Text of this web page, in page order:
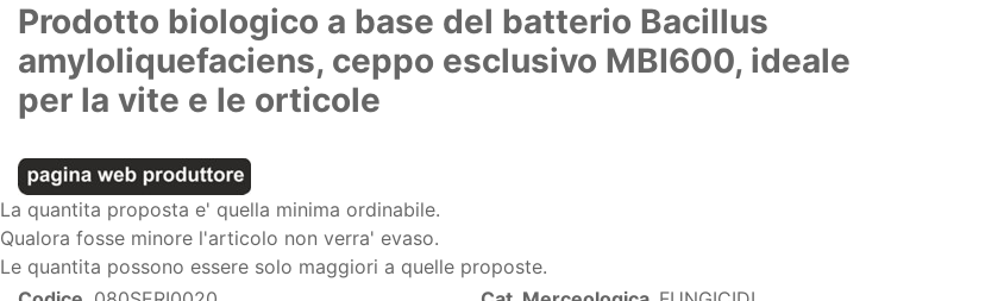
Prodotto biologico a base del batterio Bacillus
amyloliquefaciens, ceppo esclusivo MBI600, ideale
per la vite e le orticole
La quantita proposta e' quella minima ordinabile.
Qualora fosse minore l'articolo non verra' evaso.
Le quantita possono essere solo maggiori a quelle proposte.